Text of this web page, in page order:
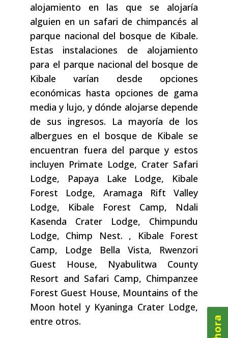
alojamiento en las que se alojaría
alguien en un safari de chimpancés al
parque nacional del bosque de Kibale.
Estas instalaciones de alojamiento
para el parque nacional del bosque de
Kibale varían desde opciones
económicas hasta opciones de gama
media y lujo, y dónde alojarse depende
de sus ingresos. La mayoría de los
albergues en el bosque de Kibale se
encuentran fuera del parque y estos
incluyen Primate Lodge, Crater Safari
Lodge, Papaya Lake Lodge, Kibale
Forest Lodge, Aramaga Rift Valley
Lodge, Kibale Forest Camp, Ndali
Kasenda Crater Lodge, Chimpundu
Lodge, Chimp Nest. , Kibale Forest
Camp, Lodge Bella Vista, Rwenzori
Guest House, Nyabulitwa County
Resort and Safari Camp, Chimpanzee
Forest Guest House, Mountains of the
Moon hotel y Kyaninga Crater Lodge,
entre otros.